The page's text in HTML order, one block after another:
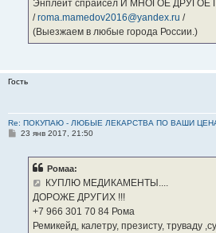
Энплейт спрайсел И МНОГОЕ
/roma.mamedov2016@yandex.ru /
(Выезжаем в любые города России.)
Гость
Re: ПОКУПАЮ - ЛЮБЫЕ ЛЕКАРСТВА ПО ВАШИ
С23 янв 2017, 21:50
Ромаа:
КУПЛЮ МЕДИКАМЕНТЫ....
ДОРОЖЕ ДРУГИХ !!!
‪+7 966 301 70 84‬ Рома
Ремикейд, калетру, презисту, труваду